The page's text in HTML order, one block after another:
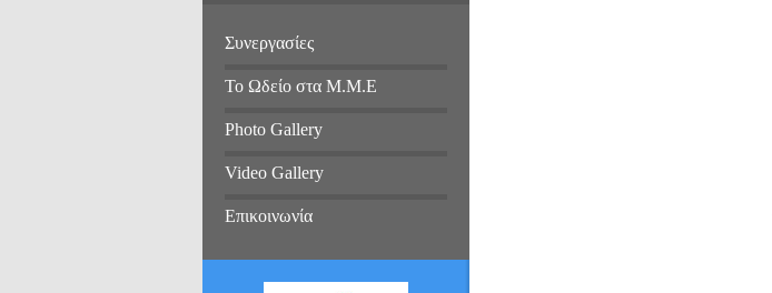
Συνεργασίες
Το Ωδείο στα Μ.Μ.Ε
Photo Gallery
Video Gallery
Επικοινωνία